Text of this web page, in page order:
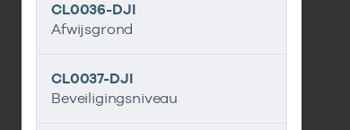
CL0036-DJI
Afwijsgrond
CL0037-DJI
Beveiligingsniveau